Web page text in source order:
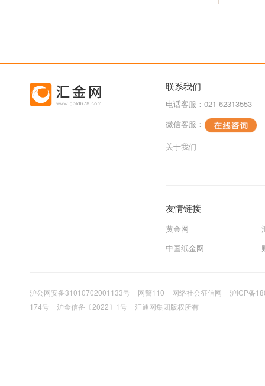
联系我们
电话客服：021-62313553
微信客服：
关于我们
友情链接
黄金网
中国纸金网
沪公网安备31010702001133号 网警110 网络社会征信网
沪ICP备
174号
沪金信备〔2022〕1号 汇通网集团版权所有